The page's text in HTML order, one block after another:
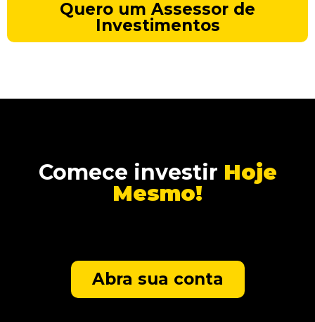
Quero um Assessor de
Investimentos
Comece investir Hoje
Mesmo!
Abra sua conta